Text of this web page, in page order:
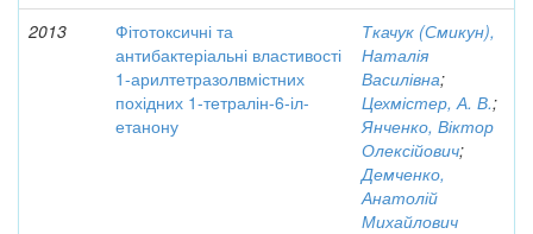
2013
Фітотоксичні та
антибактеріальні властивості
1-арилтетразолвмістних
похідних 1-тетралін-6-іл-
етанону
Ткачук (Смикун),
Наталія
Василівна;
Цехмістер, А. В.;
Янченко, Віктор
Олексійович;
Демченко,
Анатолій
Михайлович